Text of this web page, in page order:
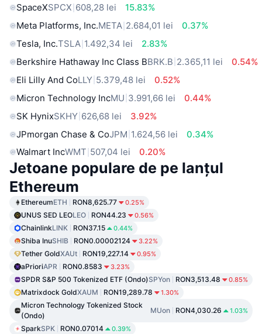
SpaceXSPCX 608,28 lei
15.83%
Meta Platforms, Inc.META 2.684,01 lei
0.37%
Tesla, Inc.TSLA 1.492,34 lei
2.83%
Berkshire Hathaway Inc Class BBRK.B 2.365,11 lei
0.54%
Eli Lilly And CoLLY 5.379,48 lei
0.52%
Micron Technology IncMU 3.991,66 lei
0.44%
SK HynixSKHY 626,68 lei
3.92%
JPmorgan Chase & CoJPM 1.624,56 lei
0.34%
Walmart IncWMT 507,04 lei 0.20%
Jetoane populare de pe lanțul
Ethereum
EthereumETH RON8,625.77 0.25%
UNUS SED LEOLEO RON44.23 0.56%
ChainlinkLINK RON37.15 0.44%
Shiba InuSHIB RON0.00002124 3.22%
Tether GoldXAUt RON19,227.14 0.95%
aPrioriAPR RON0.8583 3.23%
SPDR S&P 500 Tokenized ETF (Ondo)SPYon RON3,513.48 0.85%
Matrixdock GoldXAUM RON19,289.78 1.30%
Micron Technology Tokenized Stock
(Ondo)
MUon RON4,030.26 1.03%
SparkSPK RON0.07014 0.39%